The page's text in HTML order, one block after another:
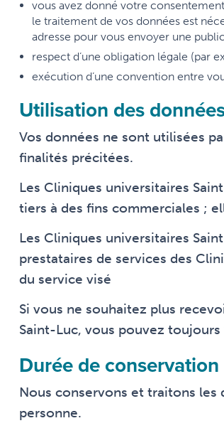
vous avez donné votre
le traitement de vos données est
adresse pour vous envoyer une
respect d’une obligation légale (par
exécution d’une convention entre
Utilisation des
Vos données ne sont utilisées
finalités précitées.
Les Cliniques universitaires
tiers à des fins commerciales ;
Les Cliniques universitaires
prestataires de services des
du service visé
Si vous ne souhaitez plus
Saint-Luc, vous pouvez
Durée de
Nous conservons et traitons les
personne.